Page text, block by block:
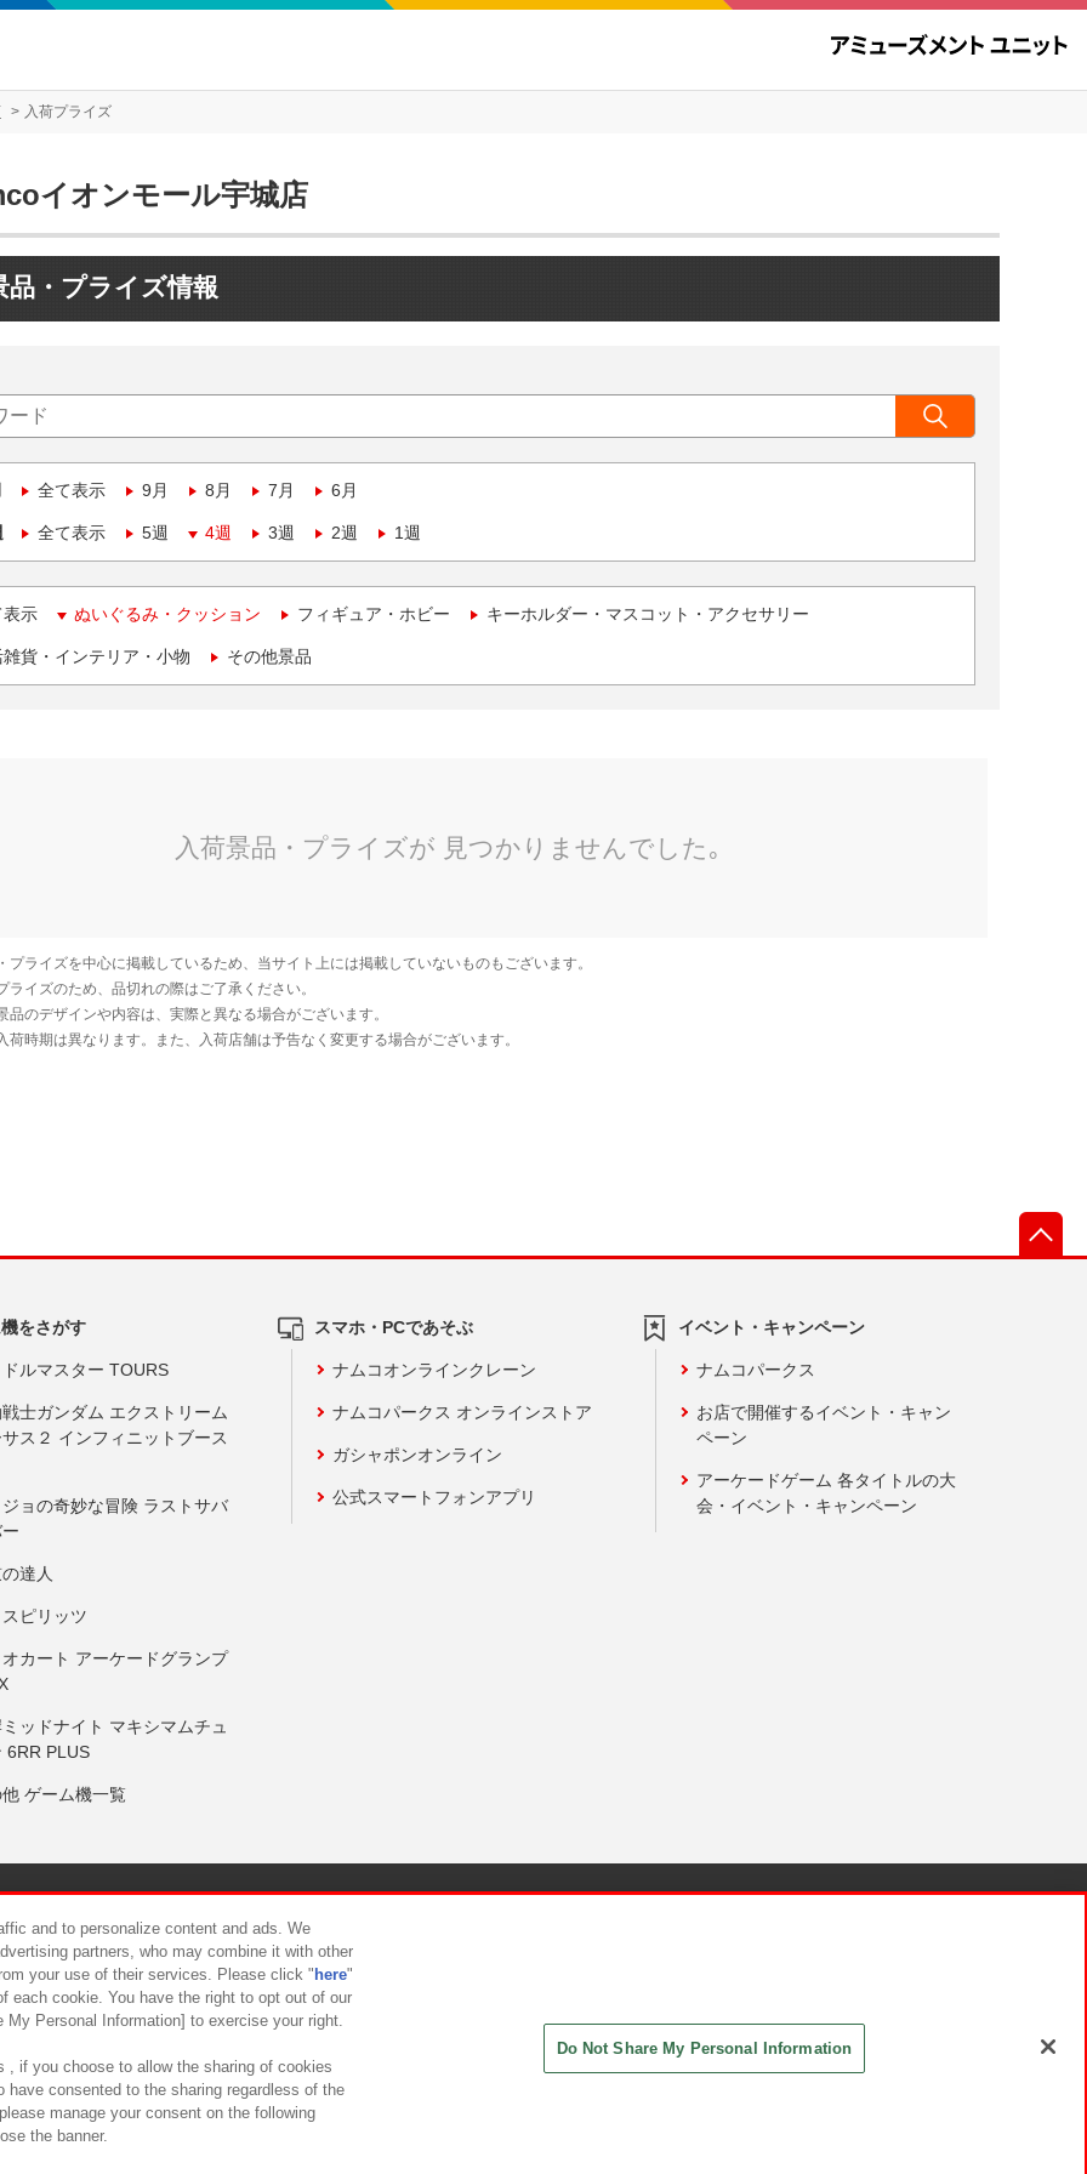
入荷プライズ
イオンモール宇城店
品・プライズ情報
全て表示 9月 8月 7月 6月
全て表示 5週 4週 3週 2週 1週
表示 ぬいぐるみ・クッション フィギュア・ホビー キーホルダー・マスコット・アクセサリー
貨・インテリア・小物 その他景品
をさがす
ルマスター TOURS
士ガンダム エクストリーム
ス２ インフィニットブース
ョの奇妙な冒険 ラストサバ
達人
ピリッツ
カート アーケードグランプ
ッドナイト マキシマムチュ
6RR PLUS
ゲーム機一覧
スマホ・PCであそぶ
ナムコオンラインクレーン
ナムコパークス オンラインストア
ガシャポンオンライン
公式スマートフォンアプリ
イベント・キャンペーン
ナムコパークス
お店で開催するイベント・キャン
ペーン
アーケードゲーム 各タイトルの大
会・イベント・キャンペーン
について カスタマーハラスメント対応方針
and to personalize content and ads. We
partners, who may combine it with other
your use of their services. Please click " here"
each cookie. You have the right to opt out of our
Personal Information] to exercise your right.
, if you choose to allow the sharing of cookies
have consented to the sharing regardless of the
manage your consent on the following
the banner.
Do Not Share My Personal Information